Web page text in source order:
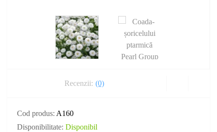
Recenzii: (0)
Cod produs: A160
Disponibilitate: Disponibil